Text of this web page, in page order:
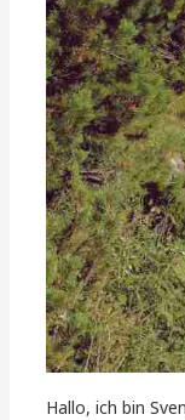
Hallo, ich bin